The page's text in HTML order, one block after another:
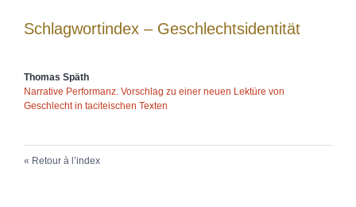
Schlagwortindex – Geschlechtsidentität
Thomas Späth
Narrative Performanz. Vorschlag zu einer neuen Lektüre von
Geschlecht in taciteischen Texten
Retour à l’index